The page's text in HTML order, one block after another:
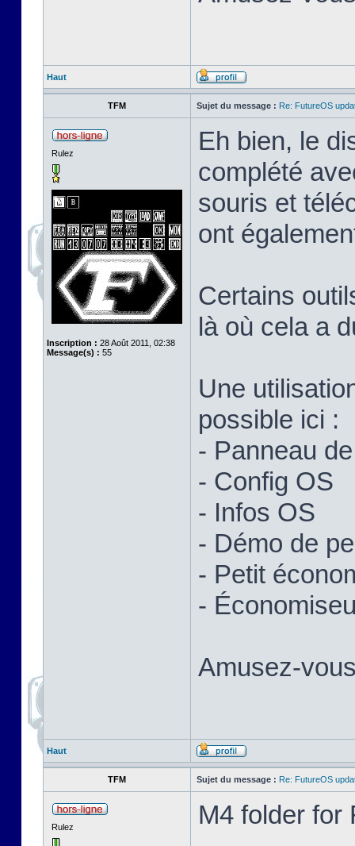
Haut
TFM Sujet du message : Re: FutureOS
Rulez
Inscription : 28 Août 2011, 02:38
Message(s) : 55
Eh bien, le
complété
souris et
ont
Certains
là où cela a
Une
possible ici :
- Panneau
- Config OS
- Infos OS
- Démo de
- Petit
-
Amusez-
Haut
TFM Sujet du message : Re: FutureOS
Rulez M4 folder for